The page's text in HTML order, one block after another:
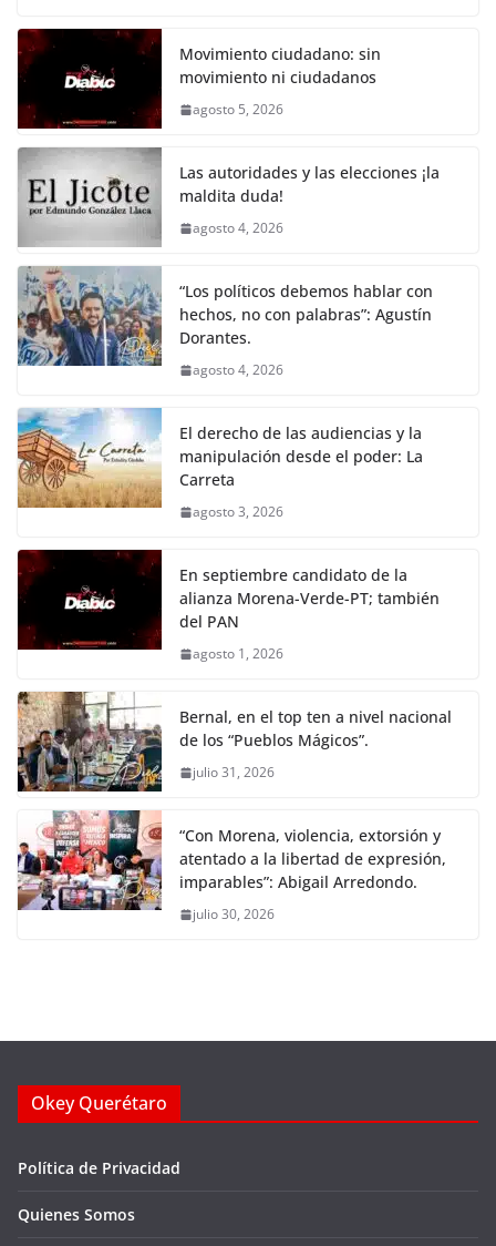
k
c
e
b
o
o
k
itt
er s
A
p
y
Li
k
gr
a
e
Movimiento ciudadano: sin
movimiento ni ciudadanos
agosto 5, 2026
Las autoridades y las elecciones ¡la
maldita duda!
agosto 4, 2026
“Los políticos debemos hablar con
hechos, no con palabras”: Agustín
Dorantes.
agosto 4, 2026
El derecho de las audiencias y la
manipulación desde el poder: La
Carreta
agosto 3, 2026
En septiembre candidato de la
alianza Morena-Verde-PT; también
del PAN
agosto 1, 2026
Bernal, en el top ten a nivel nacional
de los “Pueblos Mágicos”.
julio 31, 2026
“Con Morena, violencia, extorsión y
atentado a la libertad de expresión,
imparables”: Abigail Arredondo.
julio 30, 2026
Okey Querétaro
Política de Privacidad
Quienes Somos